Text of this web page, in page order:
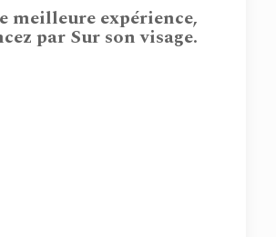
meilleure expérience,
par Sur son visage.